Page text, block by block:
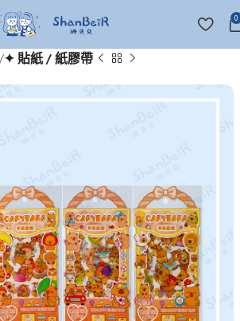
0
✦ 貼紙 / 紙膠帶